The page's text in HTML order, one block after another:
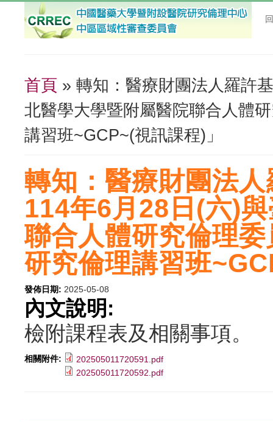
您在這裡
首頁 » 轉知：醫療財團法人羅許
北醫學大學暨附屬醫院聯合人體
講習班~GCP~(視訊課程)」
轉知：醫療財團法
114年6月28日(六)
聯合人體研究倫理
研究倫理講習班
發佈日期: 2025-05-08
內文說明:
檢附課程表及相關事項。
相關附件:
202505011720591.pdf
202505011720592.pdf